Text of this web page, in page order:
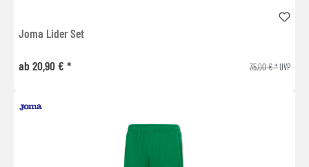
Joma Lider Set
ab 20,90 € * 35,00 € *UVP